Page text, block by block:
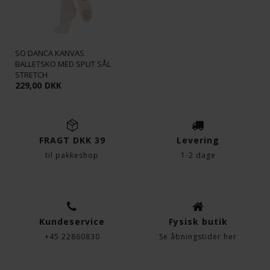
SO DANCA KANVAS
BALLETSKO MED SPLIT SÅL
STRETCH
229,00 DKK
FRAGT DKK 39
til pakkeshop
Levering
1-2 dage
Kundeservice
+45 22860830
Fysisk butik
Se åbningstider her